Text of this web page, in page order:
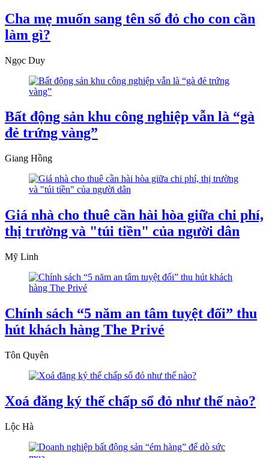
Cha mẹ muốn sang tên sổ đỏ cho con cần
làm gì?
Ngọc Duy
Bất động sản khu công nghiệp vẫn là “gà
đẻ trứng vàng”
Giang Hồng
Giá nhà cho thuê cần hài hòa giữa chi phí,
thị trường và "túi tiền" của người dân
Mỹ Linh
Chính sách “5 năm an tâm tuyệt đối” thu
hút khách hàng The Privé
Tôn Quyên
Xoá đăng ký thế chấp sổ đỏ như thế nào?
Lộc Hà